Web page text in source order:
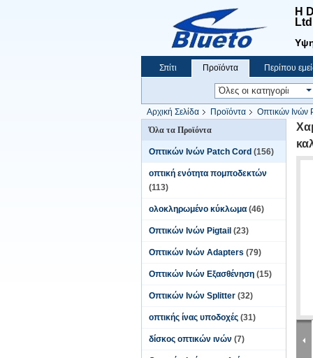
Η
Σπίτι Προϊόντα Περίπου
Αρχική Σελίδα
Προϊόντα
Οπτικών Ινών
MPO MTP
Όλα τα Προϊόντα
Οπτικών Ινών Patch Cord (156)
οπτική ενότητα πομποδεκτών
(113)
ολοκληρωμένο κύκλωμα (46)
Οπτικών Ινών Pigtail (23)
Οπτικών Ινών Adapters (79)
Οπτικών Ινών Εξασθένηση (15)
Οπτικών Ινών Splitter (32)
οπτικής ίνας υποδοχές (31)
δίσκος οπτικών ινών (7)